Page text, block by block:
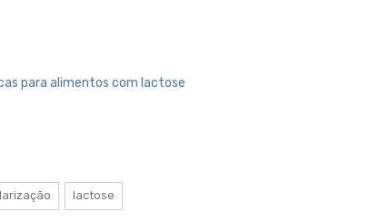
para alimentos com lactose
lactose